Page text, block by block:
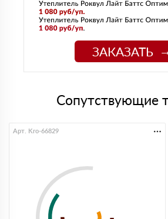
ЗАКАЗАТЬ
Сопутствующие
Арт. Kro-66829